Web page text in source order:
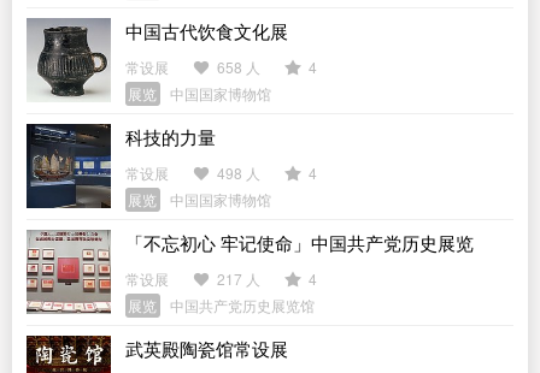
中国古代饮食文化展
常设展 658 人
4
展览
中国国家博物馆
科技的力量
常设展 498 人
4
展览
中国国家博物馆
「不忘初心 牢记使命」中国共产党历史展览
常设展 217 人
4
展览
中国共产党历史展览馆
武英殿陶瓷馆常设展